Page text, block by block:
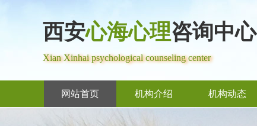
西安心海心理咨询中心
Xian Xinhai psychological counseling center
网站首页 机构介绍 机构动态